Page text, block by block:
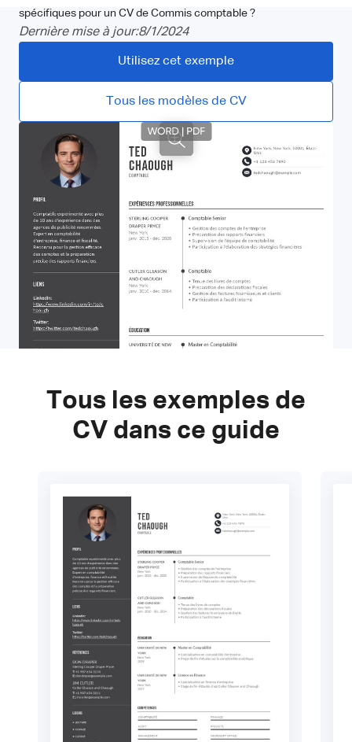
spécifiques pour un CV de Commis comptable ?
Dernière mise à jour:8/1/2024
Utilisez cet exemple
Tous les modèles de CV
Tous les exemples de
CV dans ce guide